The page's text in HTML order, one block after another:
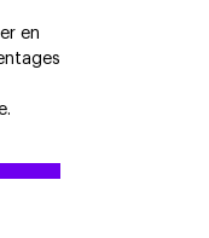
en